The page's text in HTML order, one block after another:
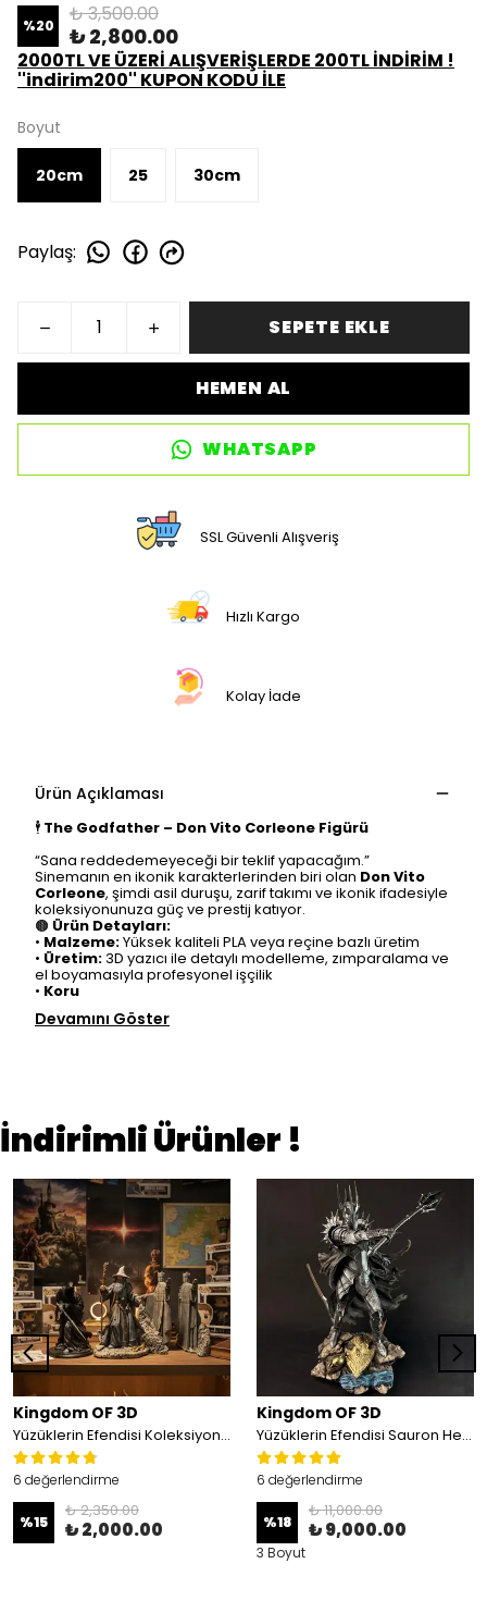
%20 ₺ 3,500.00
₺ 2,800.00
2000TL VE ÜZERİ ALIŞVERİŞLERDE 200TL İNDİRİM !
''indirim200'' KUPON KODU İLE
Boyut
20cm 25 30cm
Paylaş:
SEPETE EKLE
HEMEN AL
WHATSAPP
SSL Güvenli Alışveriş
Hızlı Kargo
Kolay İade
Ürün Açıklaması
🕴️ The Godfather – Don Vito Corleone Figürü
“Sana reddedemeyeceği bir teklif yapacağım.”
Sinemanın en ikonik karakterlerinden biri olan Don Vito
Corleone, şimdi asil duruşu, zarif takımı ve ikonik ifadesiyle
koleksiyonunuza güç ve prestij katıyor.
🟤 Ürün Detayları:
• Malzeme:Yüksek kaliteli PLA veya reçine bazlı üretim
• Üretim:3D yazıcı ile detaylı modelleme, zımparalama ve
el boyamasıyla profesyonel işçilik
• Koru
Devamını Göster
İndirimli Ürünler !
Kingdom OF 3D
Yüzüklerin Efendisi Koleksiyon Seti, 3'lü Set(Argonath Heykelleri, Nazgul, Gandalf)
6 değerlendirme
%15
₺ 2,350.00
₺ 2,000.00
Kingdom OF 3D
Yüzüklerin Efendisi Sauron Heykeli
6 değerlendirme
%18
₺ 11,000.00
₺ 9,000.00
3 Boyut